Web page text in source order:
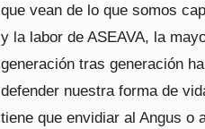
que vean de lo que somos
y la labor de ASEAVA, la
generación tras generación
defender nuestra forma de
tiene que envidiar al Angus o